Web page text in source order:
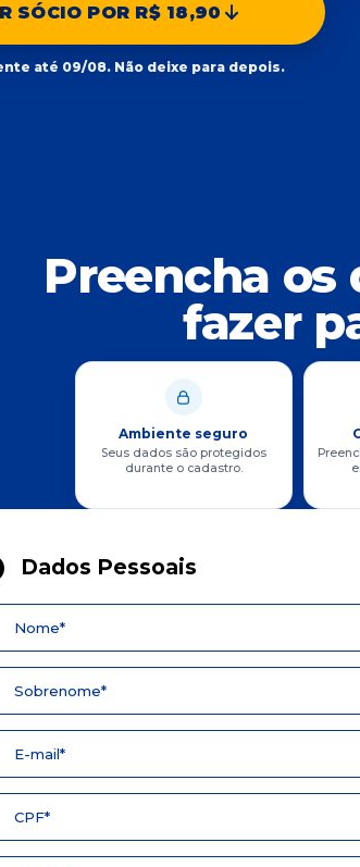
SÓCIO POR R$ 18,90
até 09/08. Não deixe para depois.
Preencha os
fazer
Ambiente seguro
Seus dados são protegidos
durante o cadastro.
Dados Pessoais